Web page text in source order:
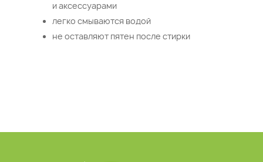
и аксессуарами
легко смываются водой
не оставляют пятен после стирки